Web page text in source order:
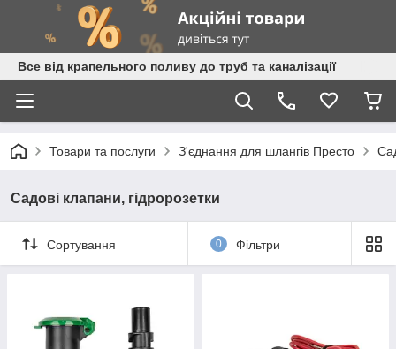
Все від крапельного поливу до труб та каналізації
Товари та послуги З'єднання для шлангів Престо
Садові клапани, гідророзетки
Сортування 0 Фільтри